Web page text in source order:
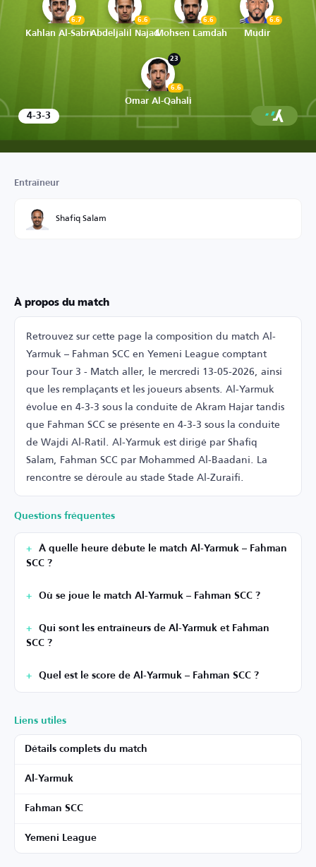
6.7
Kahlan Al-Sabri
6.6
Abdeljalil Najad
6.6
Mohsen Lamdah
6.6
Mudir
23
6.6
Omar Al-Qahali
4-3-3
Entraîneur
Shafiq Salam
À propos du match
Retrouvez sur cette page la composition du match Al-
Yarmuk – Fahman SCC en Yemeni League comptant
pour Tour 3 - Match aller, le mercredi 13-05-2026, ainsi
que les remplaçants et les joueurs absents. Al-Yarmuk
évolue en 4-3-3 sous la conduite de Akram Hajar tandis
que Fahman SCC se présente en 4-3-3 sous la conduite
de Wajdi Al-Ratil. Al-Yarmuk est dirigé par Shafiq
Salam, Fahman SCC par Mohammed Al-Baadani. La
rencontre se déroule au stade Stade Al-Zuraifi.
Questions fréquentes
À quelle heure débute le match Al-Yarmuk – Fahman
SCC ?
Où se joue le match Al-Yarmuk – Fahman SCC ?
Qui sont les entraîneurs de Al-Yarmuk et Fahman
SCC ?
Quel est le score de Al-Yarmuk – Fahman SCC ?
Liens utiles
Détails complets du match
Al-Yarmuk
Fahman SCC
Yemeni League